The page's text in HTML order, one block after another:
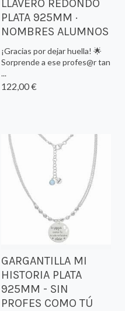
LLAVERO REDONDO
PLATA 925MM ·
NOMBRES ALUMNOS
¡Gracias por dejar huella! 🌟
Sorprende a ese profes@r tan
...
122,00 €
GARGANTILLA MI
HISTORIA PLATA
925MM - SIN
PROFES COMO TÚ